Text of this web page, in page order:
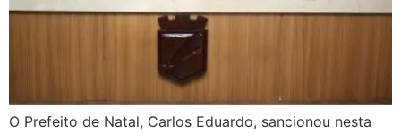
O Prefeito de Natal, Carlos Eduardo, sancionou nesta